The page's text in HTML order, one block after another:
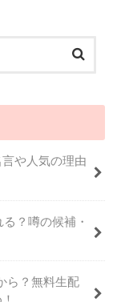
や人気の理由
？噂の候補・
ら？無料生配